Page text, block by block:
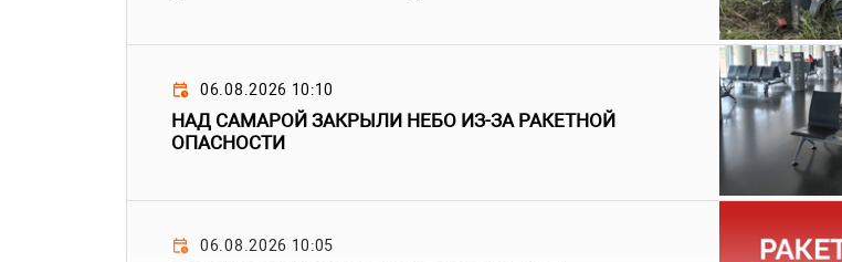
06.08.2026 10:10
НАД САМАРОЙ ЗАКРЫЛИ НЕБО ИЗ-ЗА РАКЕТНОЙ
ОПАСНОСТИ
06.08.2026 10:05